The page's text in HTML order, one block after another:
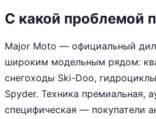
С какой проблемой
Major Moto — официальный
широким модельным рядом:
снегоходы Ski-Doo,
Spyder. Техника премиальная,
специфическая — покупатели